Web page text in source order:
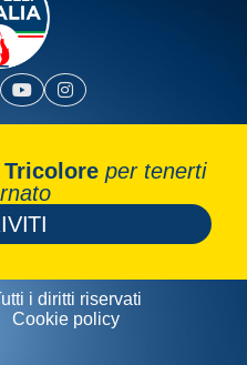
Tricolore per tenerti
i diritti riservati
Cookie policy